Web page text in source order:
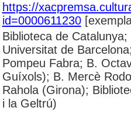
https://
id=0000611230
Biblioteca de
Universitat de
Pompeu Fabra; B.
Guíxols); B. Mercè
Rahola (Girona);
i la Geltrú)